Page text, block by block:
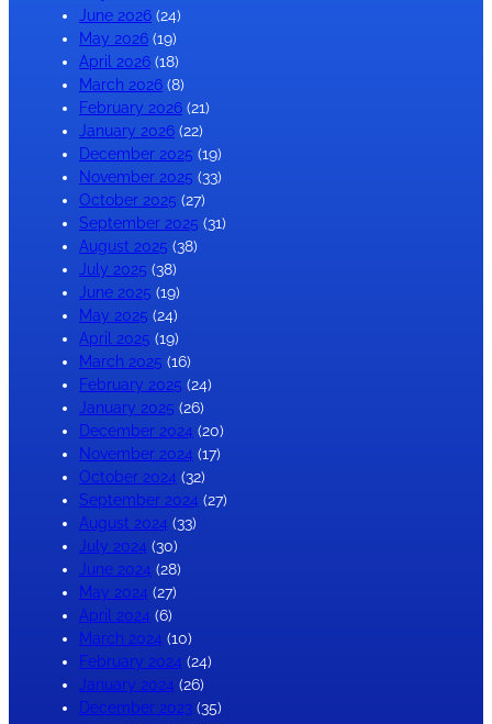
June 2026 (24)
May 2026 (19)
April 2026 (18)
March 2026 (8)
February 2026 (21)
January 2026 (22)
December 2025 (19)
November 2025 (33)
October 2025 (27)
September 2025 (31)
August 2025 (38)
July 2025 (38)
June 2025 (19)
May 2025 (24)
April 2025 (19)
March 2025 (16)
February 2025 (24)
January 2025 (26)
December 2024 (20)
November 2024 (17)
October 2024 (32)
September 2024 (27)
August 2024 (33)
July 2024 (30)
June 2024 (28)
May 2024 (27)
April 2024 (6)
March 2024 (10)
February 2024 (24)
January 2024 (26)
December 2023 (35)